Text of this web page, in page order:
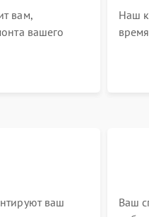
вам,
вашего
все ваши
Наш
ваш
Ваш